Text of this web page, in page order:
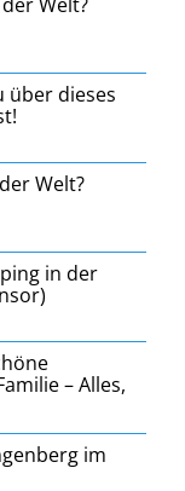
über dieses
Welt?
in der
– Alles,
im